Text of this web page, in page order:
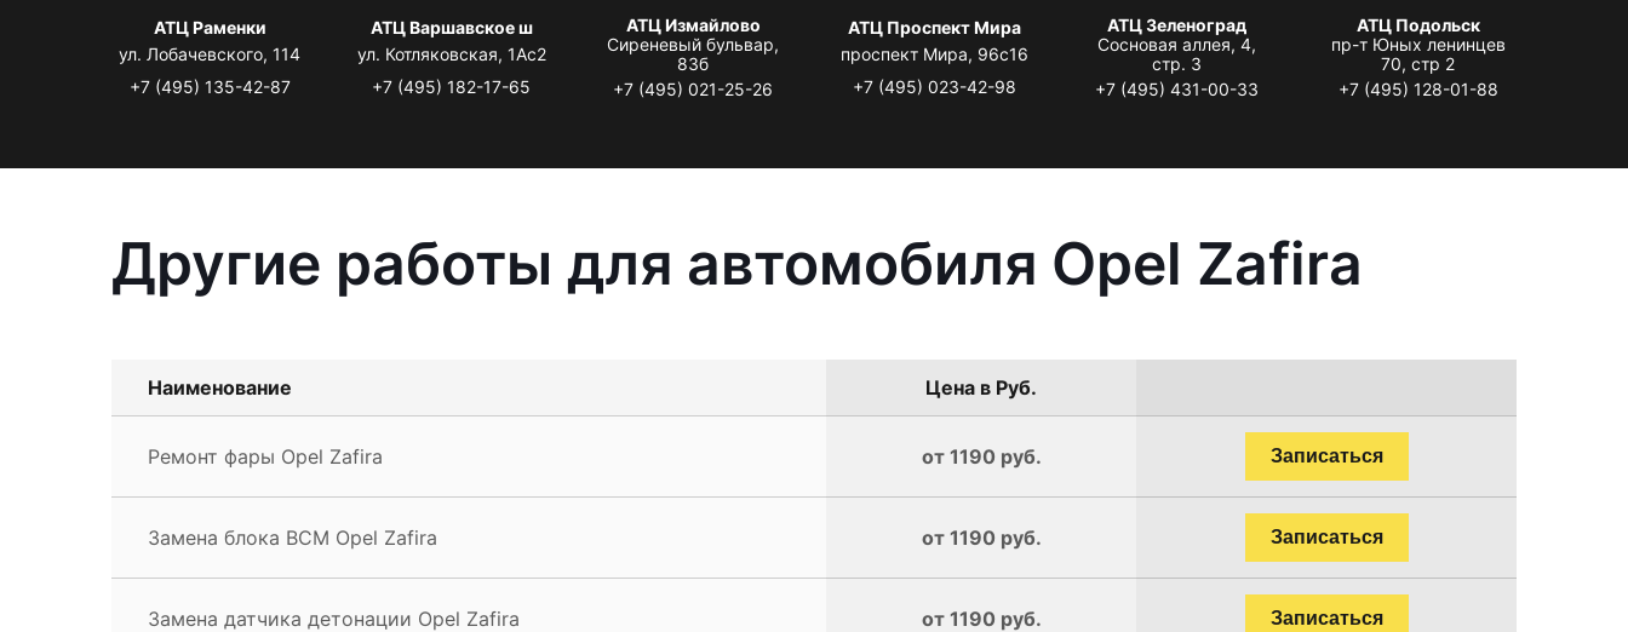
АТЦ Раменки
ул. Лобачевского, 114
+7 (495) 135-42-87
АТЦ Варшавское ш
ул. Котляковская, 1Ас2
+7 (495) 182-17-65
АТЦ Измайлово
Сиреневый бульвар,
83б
+7 (495) 021-25-26
АТЦ Проспект Мира
проспект Мира, 96с16
+7 (495) 023-42-98
АТЦ Зеленоград
Сосновая аллея, 4,
стр. 3
+7 (495) 431-00-33
АТЦ Подольск
пр-т Юных ленинцев
70, стр 2
+7 (495) 128-01-88
Другие работы для автомобиля Opel Zafira
Наименование Цена в Руб.
Ремонт фары Opel Zafira от 1190 руб. Записаться
Замена блока BCM Opel Zafira от 1190 руб. Записаться
Замена датчика детонации Opel Zafira от 1190 руб. Записаться